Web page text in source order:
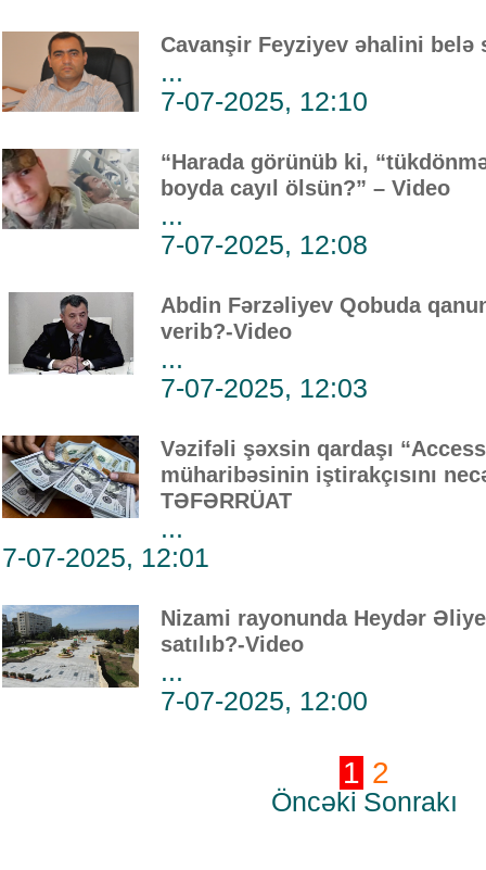
Cavanşir Feyziyev əhalini belə
...
7-07-2025, 12:10
“Harada görünüb ki,
boyda cayıl ölsün?” – Video
...
7-07-2025, 12:08
Abdin Fərzəliyev Qobuda
verib?-Video
...
7-07-2025, 12:03
Vəzifəli şəxsin qardaşı
müharibəsinin iştirakçısını
TƏFƏRRÜAT
...
7-07-2025, 12:01
Nizami rayonunda Heydər
satılıb?-Video
...
7-07-2025, 12:00
1 2
Öncəki Sonrakı